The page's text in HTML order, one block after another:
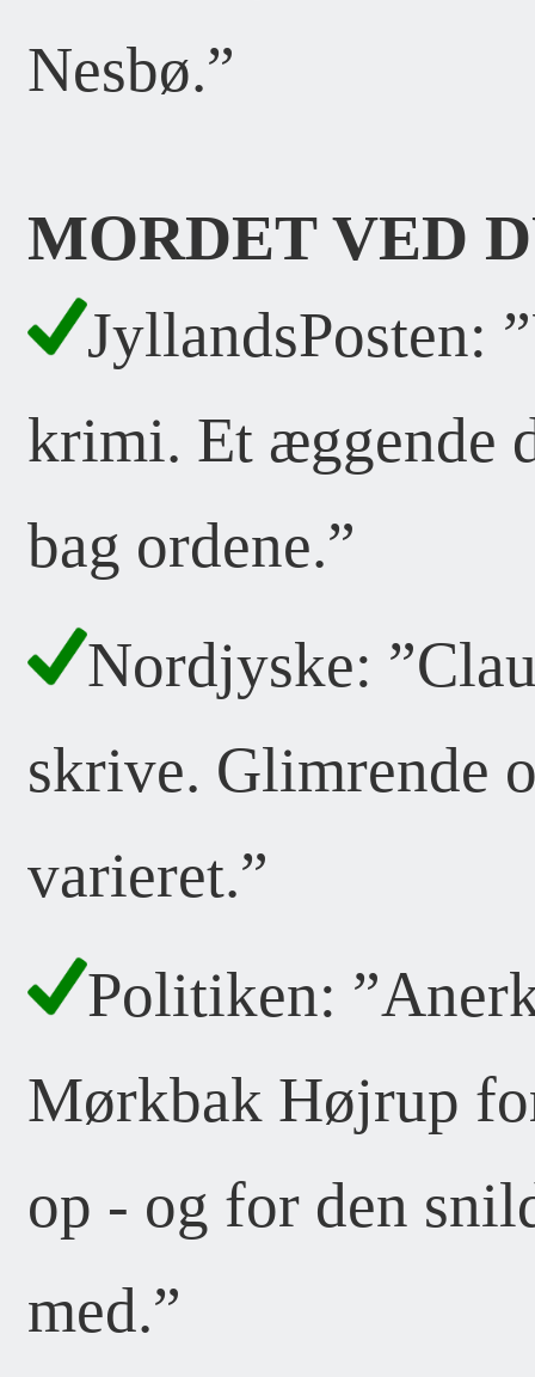
Nesbø.”
MORDET VED
JyllandsPosten:
krimi. Et æggende
bag ordene.”
Nordjyske:
skrive. Glimrende
varieret.”
Politiken:
Mørkbak Højrup
op - og for den
med.”